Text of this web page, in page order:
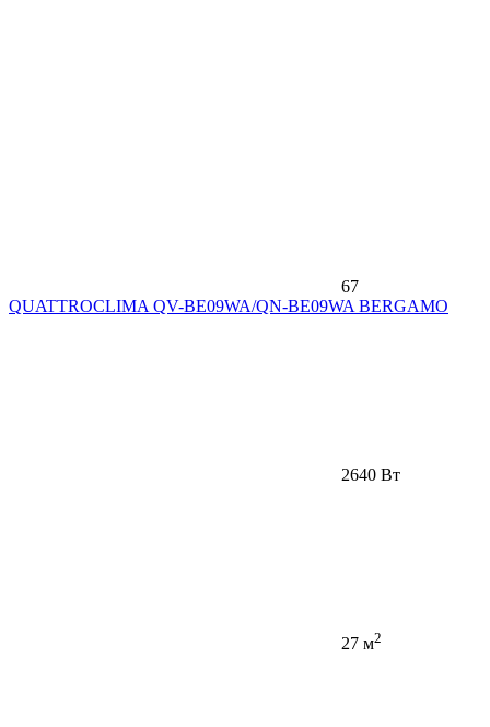
67
QUATTROCLIMA QV-BE09WA/QN-BE09WA BERGAMO
2640 Вт
27 м2